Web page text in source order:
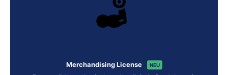
Merchandising License NEU